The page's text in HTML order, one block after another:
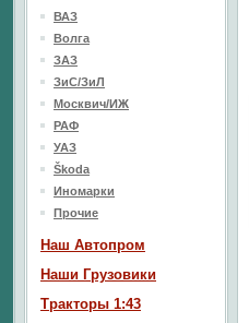
ВАЗ
Волга
ЗАЗ
ЗиС/ЗиЛ
Москвич/ИЖ
РАФ
УАЗ
Škoda
Иномарки
Прочие
Наш Aвтопром
Наши Грузовики
Тракторы 1:43